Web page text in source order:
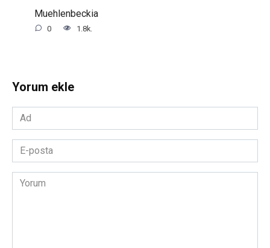
Muehlenbeckia
0 1.8k.
Yorum ekle
Ad
*
posta
*Yorum